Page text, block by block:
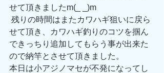
せて頂きましたm(_ _)m
せて頂き、カワハギ釣りのコツを掴ん
できっちり追加してもらう事が出来た
ので納竿とさせて頂きました。
本日は小アジノマセが不発になってし